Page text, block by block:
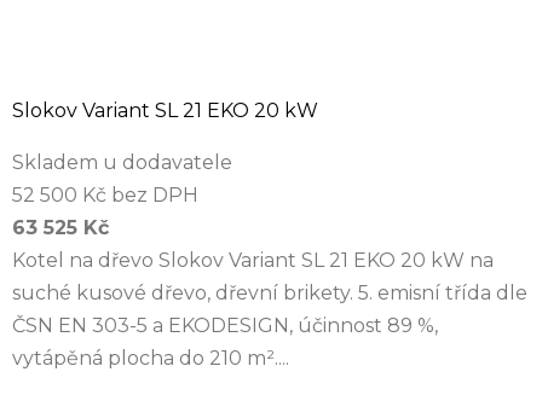
Slokov Variant SL 21 EKO 20 kW
Skladem u dodavatele
52 500 Kč bez DPH
63 525 Kč
Kotel na dřevo Slokov Variant SL 21 EKO 20 kW na
suché kusové dřevo, dřevní brikety. 5. emisní třída dle
ČSN EN 303-5 a EKODESIGN, účinnost 89 %,
vytápěná plocha do 210 m²....